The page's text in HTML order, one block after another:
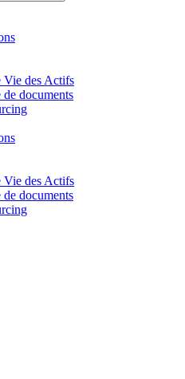
Vie des Actifs
documents
Vie des Actifs
documents